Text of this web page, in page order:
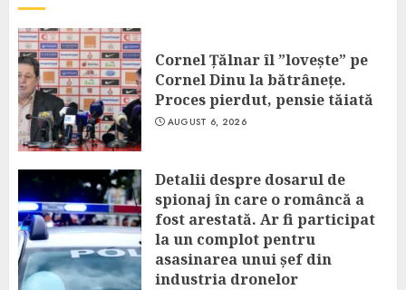
Cornel Țălnar îl ”lovește” pe
Cornel Dinu la bătrânețe.
Proces pierdut, pensie tăiată
AUGUST 6, 2026
Detalii despre dosarul de
spionaj în care o româncă a
fost arestată. Ar fi participat
la un complot pentru
asasinarea unui șef din
industria dronelor